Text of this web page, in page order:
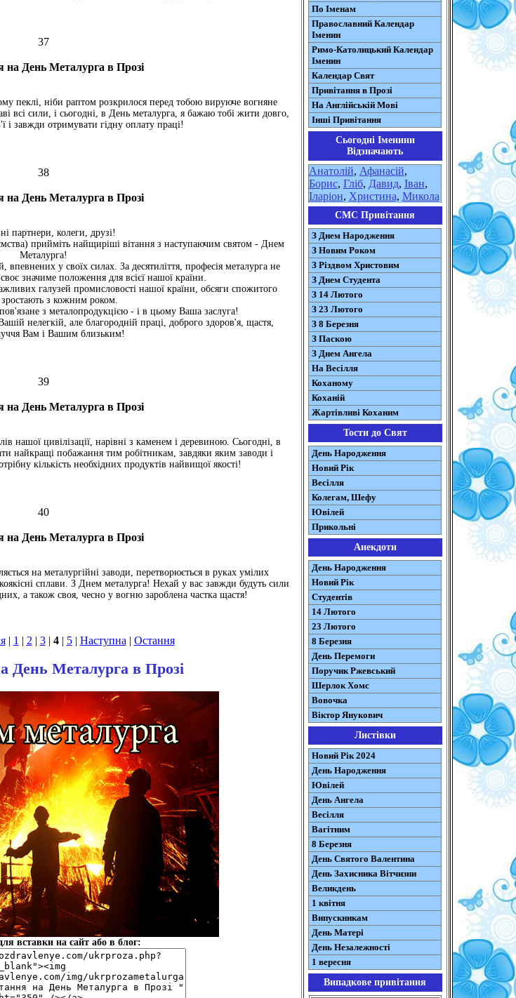
37
на День Металурга в Прозі
пеклі, ніби раптом розкрилося перед тобою вируюче вогняне
всі сили, і сьогодні, в День металурга, я бажаю тобі жити довго,
і завжди отримувати гідну оплату праці!
38
на День Металурга в Прозі
партнери, колеги, друзі!
прийміть найщиріші вітання з наступаючим святом - Днем
Металурга!
у своїх силах. За десятиліття, професія металурга не
значиме положення для всієї нашої країни.
галузей промисловості нашої країни, обсяги спожитого
зростають з кожним роком.
з металопродукцією - і в цьому Ваша заслуга!
нелегкій, але благородній праці, доброго здоров'я, щастя,
Вам і Вашим близьким!
39
на День Металурга в Прозі
нашої цивілізації, нарівні з каменем і деревиною. Сьогодні, в
найкращі побажання тим робітникам, завдяки яким заводи і
кількість необхідних продуктів найвищої якості!
40
на День Металурга в Прозі
на металургійні заводи, перетворюється в руках умілих
сплави. З Днем металурга! Нехай у вас завжди будуть сили
а також своя, чесно у вогню зароблена частка щастя!
| 1 | 2 | 3| 4| 5| Наступна | Остання
День Металурга в Прозі
вставки на сайт або в блог:
По Іменам
Православний Календар
Іменин
Римо-Католицький Календар
Іменин
Календар Свят
Привітання в Прозі
На Англійській Мові
Інші Привітання
Сьогодні Іменини
Відзначають
Анатолій, Афанасій,
Борис, Гліб, Давид, Іван,
Іларіон, Христина, Микола
СМС Привітання
З Днем Народження
З Новим Роком
З Різдвом Христовим
З Днем Студента
З 14 Лютого
З 23 Лютого
З 8 Березня
З Паскою
З Днем Ангела
На Весілля
Коханому
Коханій
Жартівливі Коханим
Тости до Свят
День Народження
Новий Рік
Весілля
Колегам, Шефу
Ювілей
Прикольні
Анекдоти
День Народження
Новий Рік
Студентів
14 Лютого
23 Лютого
8 Березня
День Перемоги
Поручик Ржевський
Шерлок Хомс
Вовочка
Віктор Янукович
Листівки
Новий Рік 2024
День Народження
Ювілей
День Ангела
Весілля
Вагітним
8 Березня
День Святого Валентина
День Захисника Вітчизни
Великдень
1 квітня
Випускникам
День Матері
День Незалежності
1 вересня
Випадкове привітання